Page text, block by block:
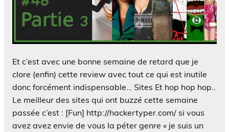
Et c’est avec une bonne semaine de retard que je
clore (enfin) cette review avec tout ce qui est inutile
donc forcément indispensable… Sites Et hop hop hop..
Le meilleur des sites qui ont buzzé cette semaine
passée c’est : [Fun] http://hackertyper.com/ si vous
avez avez envie de vous la péter genre « je suis un